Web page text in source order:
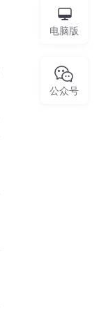
电脑版
公众号